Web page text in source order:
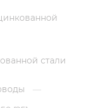
стали
—